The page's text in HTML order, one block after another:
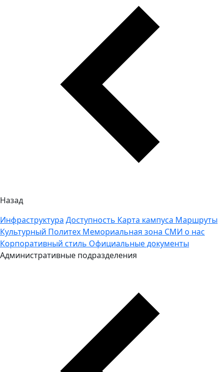
Назад
Инфраструктура Доступность Карта кампуса Маршруты
Культурный Политех Мемориальная зона СМИ о нас
Корпоративный стиль Официальные документы
Административные подразделения